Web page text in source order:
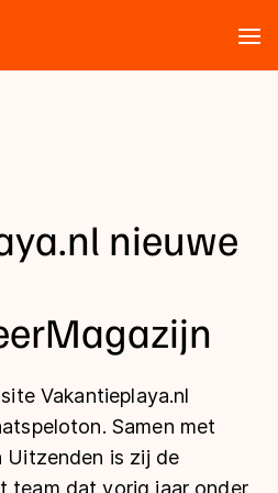
nieuwe
Vakantieplaya.nl
Samen met
Uitzenden is zij de
team dat vorig jaar onder